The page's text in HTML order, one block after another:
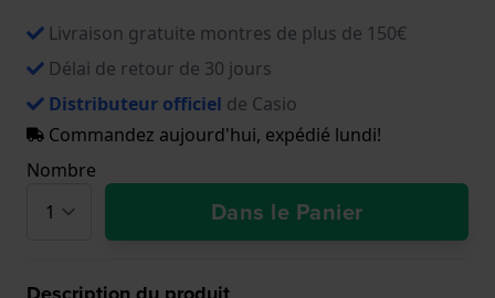
Livraison gratuite montres de plus de 150€
Délai de retour de 30 jours
Distributeur officiel de Casio
Commandez aujourd'hui, expédié lundi!
Nombre
Dans le Panier